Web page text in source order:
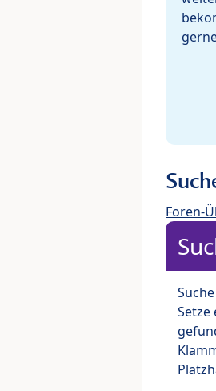
Foren-
Setze